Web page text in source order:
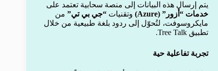
يتم إرسال هذه البيانات إلى منصة سحابية تعتمد على
خدمات “أزور” (Azure)
وتقنيات “جي بي تي” من
مايكروسوفت، لتُحوّل إلى ردود بلغة طبيعية من خلال
تطبيق Tree Talk.
تجربة تفاعلية حية